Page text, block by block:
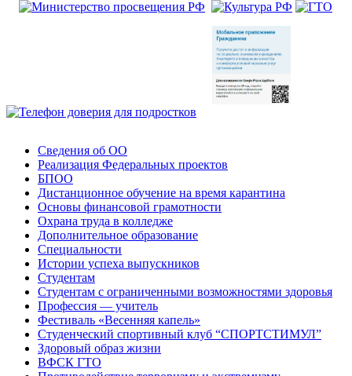
Сведения об ОО
Реализация Федеральных проектов
БПОО
Дистанционное обучение на время карантина
Основы финансовой грамотности
Охрана труда в колледже
Дополнительное образование
Специальности
Истории успеха выпускников
Студентам
Студентам с ограниченными возможностями здоровья
Профессия — учитель
Фестиваль «Весенняя капель»
Студенческий спортивный клуб “СПОРТСТИМУЛ”
Здоровый образ жизни
ВФСК ГТО